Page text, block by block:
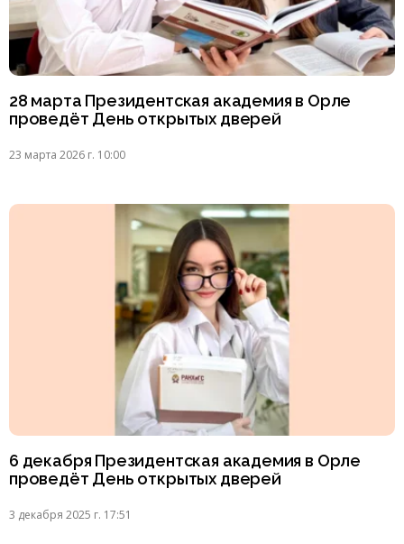
28 марта Президентская академия в Орле
проведёт День открытых дверей
23 марта 2026 г. 10:00
6 декабря Президентская академия в Орле
проведёт День открытых дверей
3 декабря 2025 г. 17:51